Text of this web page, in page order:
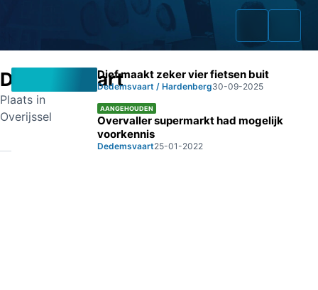
Dedemsvaart
Plaats in
Overijssel
Dief maakt zeker vier fietsen buit
Dedemsvaart / Hardenberg30-09-2025
AANGEHOUDEN
Overvaller supermarkt had mogelijk
voorkennis
Dedemsvaart25-01-2022